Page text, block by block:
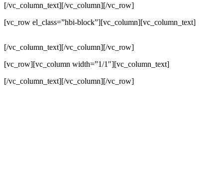
[/vc_column_text][/vc_column][/vc_row]
[vc_row el_class=”hbi-block”][vc_column][vc_column_text]
[/vc_column_text][/vc_column][/vc_row]
[vc_row][vc_column width=”1/1″][vc_column_text]
[/vc_column_text][/vc_column][/vc_row]